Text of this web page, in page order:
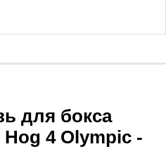
для бокса
4 Olympic -